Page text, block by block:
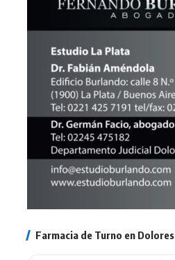
Farmacia de Turno en Dolores